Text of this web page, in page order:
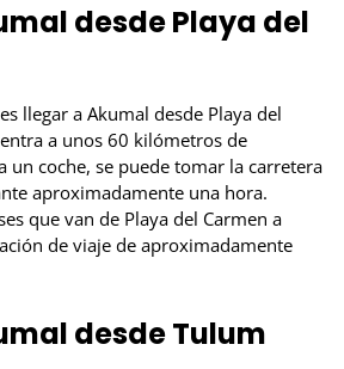
desde Playa del
llegar a Akumal desde Playa del
a unos 60 kilómetros de
un coche, se puede tomar la carretera
aproximadamente una hora.
que van de Playa del Carmen a
de viaje de aproximadamente
desde Tulum